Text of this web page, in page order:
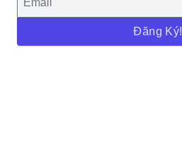
Đăng Ký!